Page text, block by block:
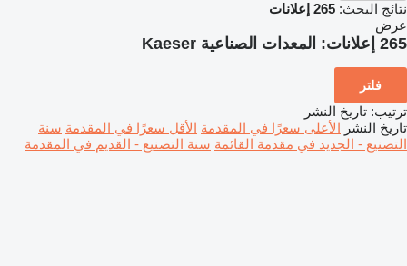
نتائج البحث: 265 إعلانات
عرض
265 إعلانات: المعدات الصناعية Kaeser
فلتر
ترتيب: تاريخ النشر
تاريخ النشر الأعلى سعرًا في المقدمة الأقل سعرًا في المقدمة سنة
التصنيع - الجديد في مقدمة القائمة سنة التصنيع - القديم في المقدمة